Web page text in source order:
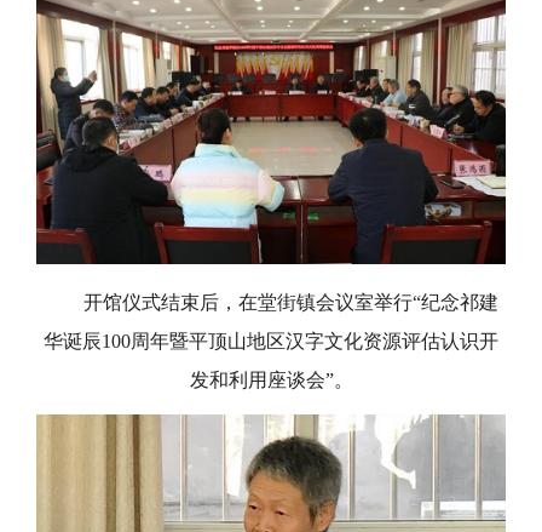
开馆仪式结束后，在堂街镇会议室举行“纪念祁建
华诞辰100周年暨平顶山地区汉字文化资源评估认识开
发和利用座谈会”。